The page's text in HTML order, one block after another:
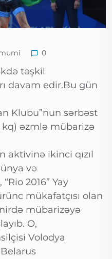
0
təşkil
davam edir.Bu gün
Klubu”nun sərbəst
kq) əzmlə mübarizə
aktivinə ikinci qızıl
və
2016” Yay
mükafatçısı olan
mübarizəyə
O,
Volodya
Belarus